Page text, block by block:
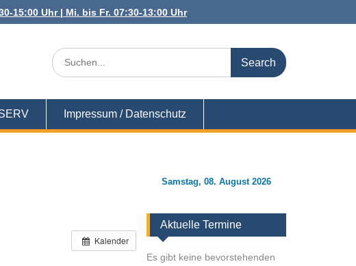
15:00 Uhr | Mi. bis Fr. 07:30-13:00 Uhr
Search
for:
Impressum / Datenschutz
Kalender
Samstag, 08. August 2026
Aktuelle Termine
Es gibt keine bevorstehenden